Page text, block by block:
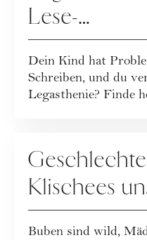
Lese-
Kindern
Dein Kind hat
Schreiben, und du
Legasthenie? Finde
Klischees
bestimmen
Buben sind wild,